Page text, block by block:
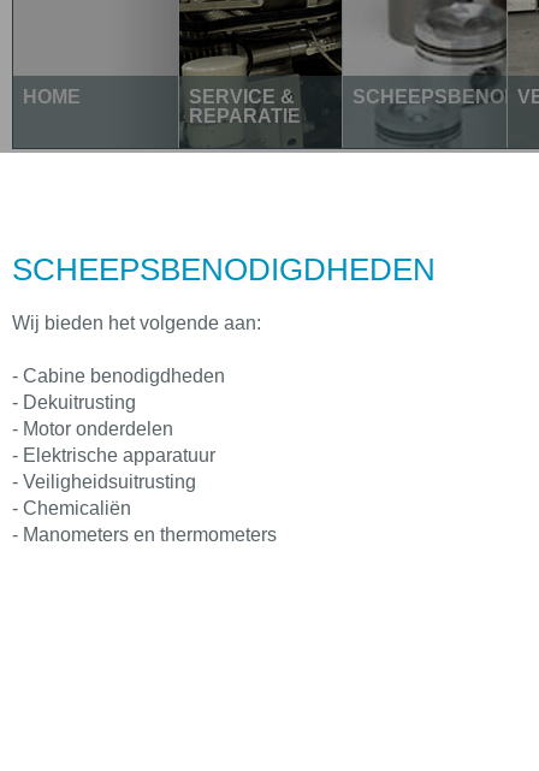
HOME
SERVICE &
REPARATIE
SCHEEPSBENODIGDHEDEN
Wij bieden het volgende aan:
- Cabine benodigdheden
- Dekuitrusting
- Motor onderdelen
- Elektrische apparatuur
- Veiligheidsuitrusting
- Chemicaliën
- Manometers en thermometers